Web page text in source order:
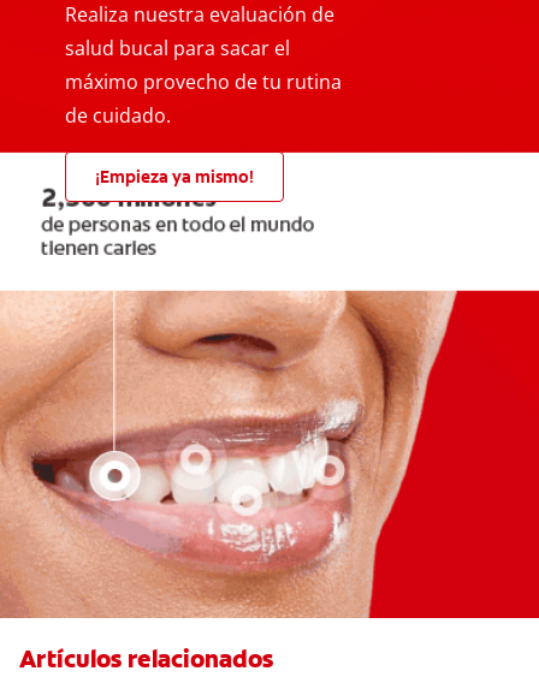
Realiza nuestra evaluación de
salud bucal para sacar el
máximo provecho de tu rutina
de cuidado.
¡Empieza ya mismo!
Artículos relacionados